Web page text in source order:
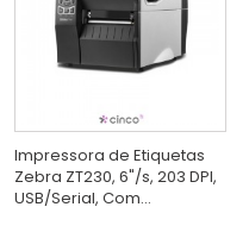
Impressora de Etiquetas
Zebra ZT230, 6"/s, 203 DPI,
USB/Serial, Com...